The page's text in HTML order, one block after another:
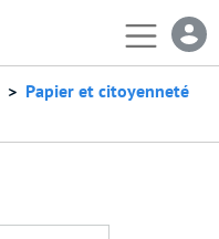
Papier et citoyenneté